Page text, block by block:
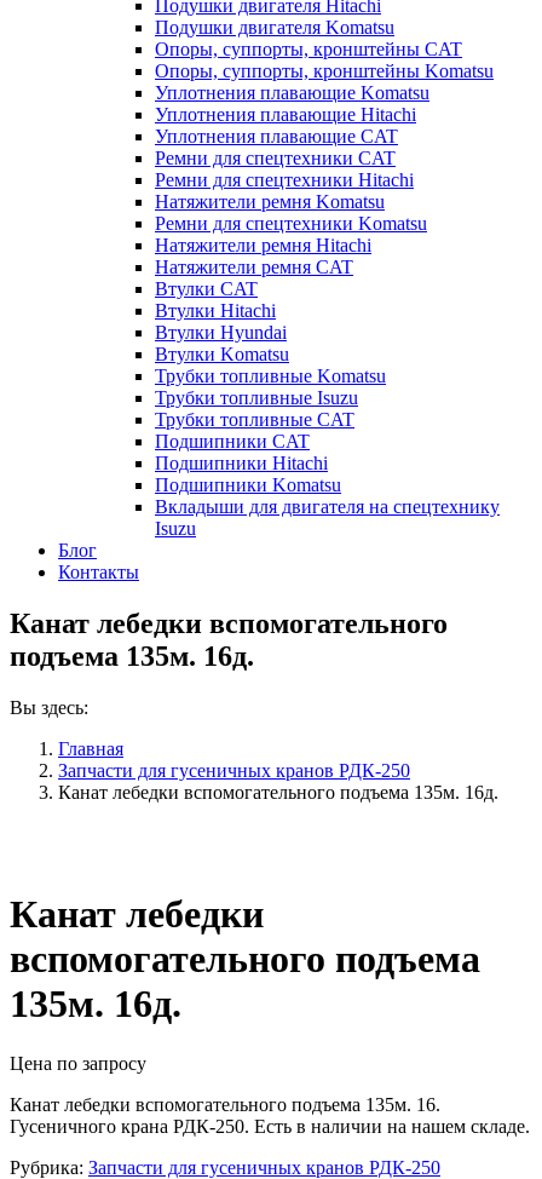
Подушки двигателя Hitachi
Подушки двигателя Komatsu
Опоры, суппорты, кронштейны CAT
Опоры, суппорты, кронштейны Komatsu
Уплотнения плавающие Komatsu
Уплотнения плавающие Hitachi
Уплотнения плавающие CAT
Ремни для спецтехники CAT
Ремни для спецтехники Hitachi
Натяжители ремня Komatsu
Ремни для спецтехники Komatsu
Натяжители ремня Hitachi
Натяжители ремня CAT
Втулки CAT
Втулки Hitachi
Втулки Hyundai
Втулки Komatsu
Трубки топливные Komatsu
Трубки топливные Isuzu
Трубки топливные CAT
Подшипники CAT
Подшипники Hitachi
Подшипники Komatsu
Вкладыши для двигателя на спецтехнику
Isuzu
Блог
Контакты
Канат лебедки вспомогательного
подъема 135м. 16д.
Вы здесь:
Главная
Запчасти для гусеничных кранов РДК-250
Канат лебедки вспомогательного подъема 135м. 16д.
Канат лебедки
вспомогательного подъема
135м. 16д.
Цена по запросу
Канат лебедки вспомогательного подъема 135м. 16.
Гусеничного крана РДК-250. Есть в наличии на нашем складе.
Рубрика: Запчасти для гусеничных кранов РДК-250